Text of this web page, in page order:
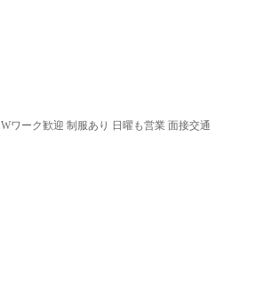
ワーク歓迎 制服あり 日曜も営業 面接交通